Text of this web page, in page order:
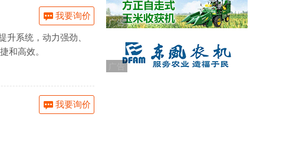
系统，动力强劲、
和高效。
我要询价
我要询价
广告
广告